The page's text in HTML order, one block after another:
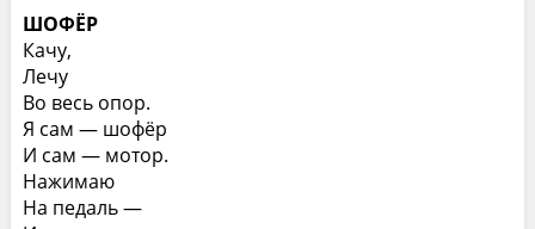
ШОФЁР
Качу,
Лечу
Во весь опор.
Я сам — шофёр
И сам — мотор.
Нажимаю
На педаль —